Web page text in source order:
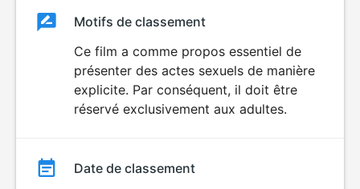
ClassementClassement
SEXUALITÉ
EXPLICITE
Motifs de classement
Ce film a comme propos essentiel de
présenter des actes sexuels de manière
explicite. Par conséquent, il doit être
réservé exclusivement aux adultes.
Date de classement